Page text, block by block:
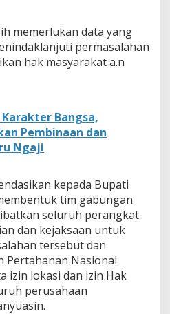
memerlukan data yang
permasalahan
hak masyarakat a.n
Bangsa,
Pembinaan dan
Ngaji
kepada Bupati
tim gabungan
seluruh perangkat
dan kejaksaan untuk
tersebut dan
Pertahanan Nasional
izin lokasi dan izin Hak
perusahaan